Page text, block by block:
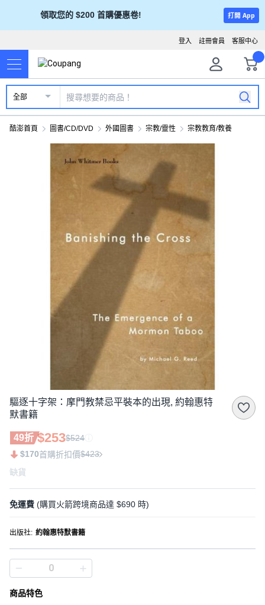
領取您的 $200 首購優惠卷! 打開 App
客服中心
註冊會員
登入
全部
酷澎首頁 圖書/CD/DVD 外國圖書 宗教/靈性 宗教教育/教養
驅逐十字架：摩門教禁忌平裝本的出現, 約翰惠特
默書籍
49折 $253$524
$170首購折扣價$423
缺貨
免運費 (購買火箭跨境商品達 $690 時)
出版社: 約翰惠特默書籍
商品特色